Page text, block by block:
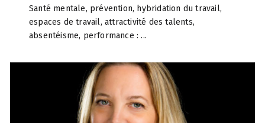
Santé mentale, prévention, hybridation du travail,
espaces de travail, attractivité des talents,
absentéisme, performance : ...